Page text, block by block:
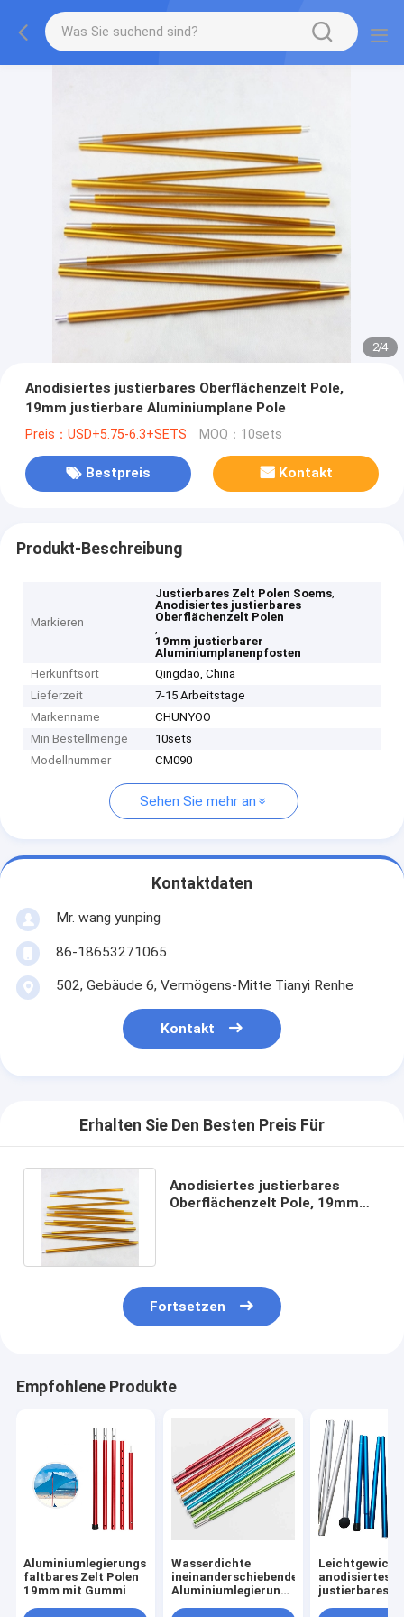
2/4
Anodisiertes justierbares Oberflächenzelt Pole,
19mm justierbare Aluminiumplane Pole
Preis：USD+5.75-6.3+SETS MOQ：10sets
Bestpreis Kontakt
Produkt-Beschreibung
Markieren
Justierbares Zelt Polen Soems,
Anodisiertes justierbares
Oberflächenzelt Polen
,
19mm justierbarer
Aluminiumplanenpfosten
Herkunftsort
Qingdao, China
Lieferzeit
7-15 Arbeitstage
Markenname
CHUNYOO
Min Bestellmenge
10sets
Modellnummer
CM090
Sehen Sie mehr an
Kontaktdaten
Mr. wang yunping
86-18653271065
502, Gebäude 6, Vermögens-Mitte Tianyi Renhe
Kontakt
Erhalten Sie Den Besten Preis Für
Anodisiertes justierbares
Oberflächenzelt Pole, 19mm
Fortsetzen
Empfohlene Produkte
Aluminiumlegierungs-
faltbares Zelt Polen
19mm mit Gummi
Wasserdichte
ineinanderschiebende
Aluminiumlegierung
anodisiertes
justierbares